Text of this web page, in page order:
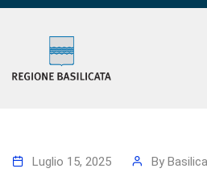
Luglio 15, 2025 By